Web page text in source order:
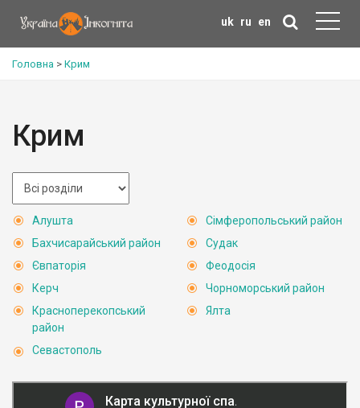
uk ru en
Головна > Крим
Крим
Алушта
Бахчисарайський район
Євпаторія
Керч
Красноперекопський
район
Севастополь
Сімферопольський район
Судак
Феодосія
Чорноморський район
Ялта